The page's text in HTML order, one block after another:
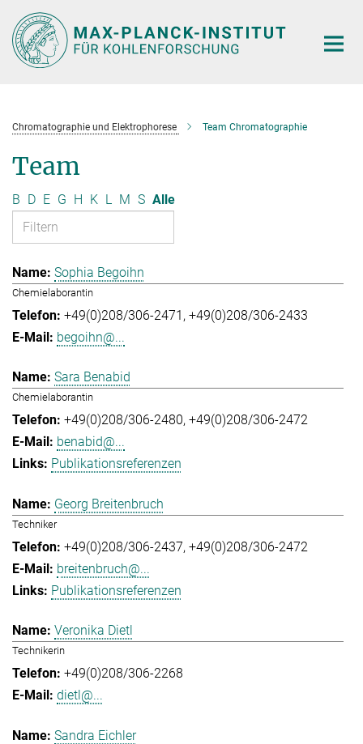
Hauptinhalt
Chromatographie und Elektrophorese Team Chromatographie
Team
B D E G H K L M S Alle
Sophia Begoihn
Chemielaborantin
+49(0)208/306-2471 +49(0)208/306-2433
begoihn@...
Sara Benabid
Chemielaborantin
+49(0)208/306-2480 +49(0)208/306-2472
benabid@...
Publikationsreferenzen
Georg Breitenbruch
Techniker
+49(0)208/306-2437 +49(0)208/306-2472
breitenbruch@...
Publikationsreferenzen
Veronika Dietl
Technikerin
+49(0)208/306-2268
dietl@...
Sandra Eichler